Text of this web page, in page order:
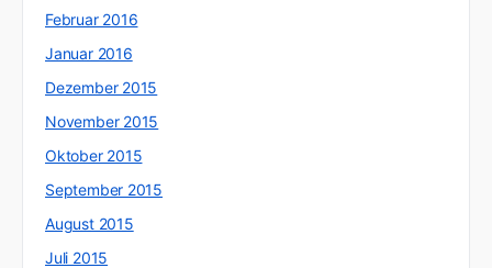
Februar 2016
Januar 2016
Dezember 2015
November 2015
Oktober 2015
September 2015
August 2015
Juli 2015